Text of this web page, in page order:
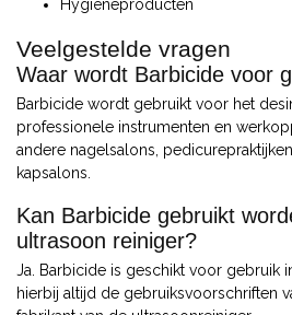
Hygiëneproducten
Veelgestelde vragen
Waar wordt Barbicide voor
Barbicide wordt gebruikt voor het
professionele instrumenten en
andere nagelsalons,
kapsalons.
Kan Barbicide gebruikt
ultrasoon reiniger?
Ja. Barbicide is geschikt voor gebruik
hierbij altijd de gebruiksvoorschriften